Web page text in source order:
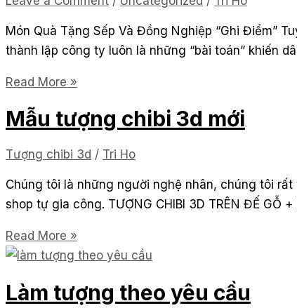
Món Quà Tặng Sếp Và Đồng Nghiệp “Ghi Điểm”
thành lập công ty luôn là những “bài toán” khiến
Quà
sếp
đồng
nghiệp
độc
Read More »
Mẫu tượng chibi 3d mới
Tượng chibi 3d / Tri Ho
Chúng tôi là những người nghệ nhân, chúng tôi
shop tự gia công. TƯỢNG CHIBI 3D TRÊN ĐẾ GỖ +
Mẫu
tượng
3d
Read More »
Làm tượng theo yêu cầu